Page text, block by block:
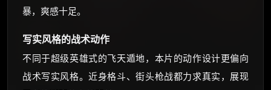
暴，爽感十足。
写实风格的战术动作
不同于超级英雄式的飞天遁地，本片的动作设计更偏向
战术写实风格。近身格斗、街头枪战都力求真实，展现